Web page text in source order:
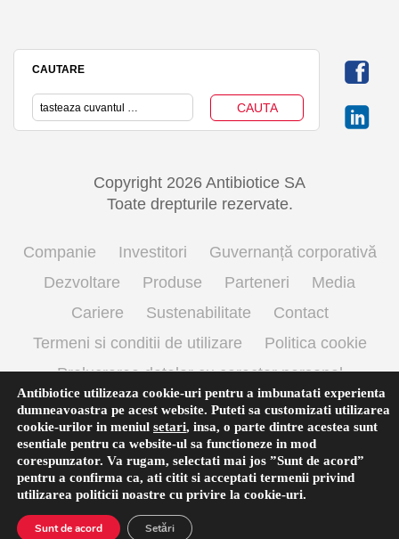
CAUTARE
Copyright 2026 Antibiotice SA
Toate drepturile rezervate.
Companie Investitori
Guvernanță corporativă
Dezvoltare
Produse Parteneri
Media
Cariere
Sustenabilitate
Contact
Termeni si conditii de utilizare
Politica cookie
Prelucrarea datelor cu caracter personal
Antibiotice utilizeaza cookie-uri pentru a imbunatati experienta
dumneavoastra pe acest website. Puteti sa customizati utilizarea
cookie-urilor in meniul setari, insa, o parte dintre acestea sunt
esentiale pentru ca website-ul sa functioneze in mod
corespunzator. Va rugam, selectati mai jos ”Sunt de acord”
pentru a confirma ca, ati citit si acceptati termenii privind
utilizarea politicii noastre cu privire la cookie-uri.
Sunt de acord Setări
Română